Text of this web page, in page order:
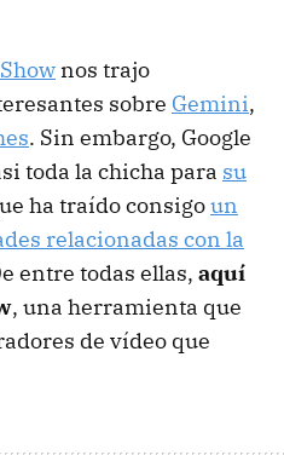
nos trajo
sobre Gemini,
. Sin embargo, Google
toda la chicha para su
ha traído consigoun
relacionadas con la
entre todas ellas, aquí
, una herramienta que
de vídeo que